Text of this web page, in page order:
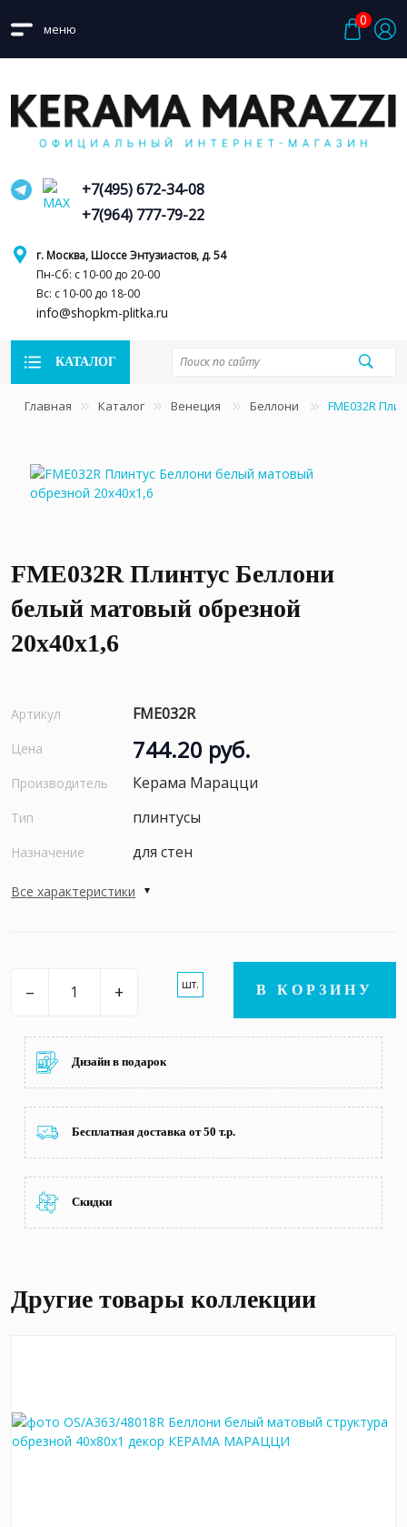
меню
0
г. Москва, Шоссе Энтузиастов, д. 54
Пн-Сб: с 10-00 до 20-00
Вс: с 10-00 до 18-00
info@shopkm-plitka.ru
+7(495) 672-34-08
+7(964) 777-79-22
КАТАЛОГ
Главная Каталог Венеция Беллони FME032R
FME032R Плинтус Беллони
белый матовый обрезной
20x40x1,6
Артикул FME032R
Цена 744.20 руб.
Производитель Керама Марацци
Тип плинтусы
Назначение для стен
Все характеристики
– + шт. В КОРЗИНУ
Дизайн в подарок
Бесплатная доставка от 50 т.р.
Скидки
Другие товары коллекции